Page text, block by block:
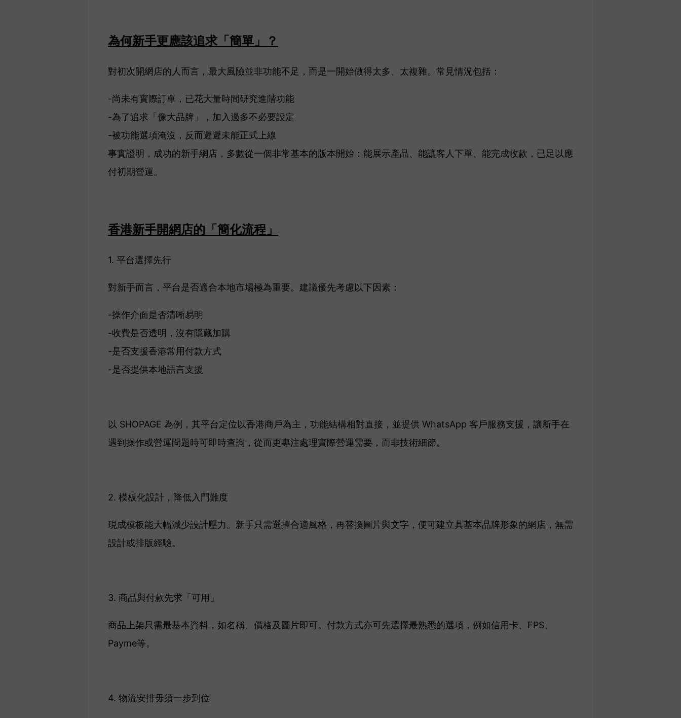
為何新手更應該追求「簡單」？
對初次開網店的人而言，最大風險並非功能不足，而是一開始做得太多、太複雜。常見情況包括：
-尚未有實際訂單，已花大量時間研究進階功能
-為了追求「像大品牌」，加入過多不必要設定
-被功能選項淹沒，反而遲遲未能正式上線
事實證明，成功的新手網店，多數從一個非常基本的版本開始：能展示產品、能讓客人下單、能完成收款，已足以應
付初期營運。
香港新手開網店的「簡化流程」
1. 平台選擇先行
對新手而言，平台是否適合本地市場極為重要。建議優先考慮以下因素：
-操作介面是否清晰易明
-收費是否透明，沒有隱藏加購
-是否支援香港常用付款方式
-是否提供本地語言支援
以 SHOPAGE 為例，其平台定位以香港商戶為主，功能結構相對直接，並提供 WhatsApp 客戶服務支援，讓新手在
遇到操作或營運問題時可即時查詢，從而更專注處理實際營運需要，而非技術細節。
2. 模板化設計，降低入門難度
現成模板能大幅減少設計壓力。新手只需選擇合適風格，再替換圖片與文字，便可建立具基本品牌形象的網店，無需
設計或排版經驗。
3. 商品與付款先求「可用」
商品上架只需最基本資料，如名稱、價格及圖片即可。付款方式亦可先選擇最熟悉的選項，例如信用卡、FPS、
Payme等。
4. 物流安排毋須一步到位